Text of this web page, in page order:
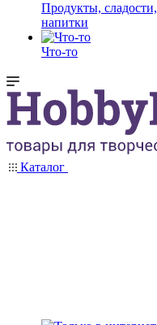
Продукты, сладости,
напитки
Что-то
Каталог